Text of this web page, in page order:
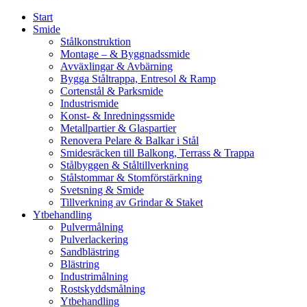
Start
Smide
Stålkonstruktion
Montage – & Byggnadssmide
Avväxlingar & Avbärning
Bygga Ståltrappa, Entresol & Ramp
Cortenstål & Parksmide
Industrismide
Konst- & Inredningssmide
Metallpartier & Glaspartier
Renovera Pelare & Balkar i Stål
Smidesräcken till Balkong, Terrass & Trappa
Stålbyggen & Ståltillverkning
Stålstommar & Stomförstärkning
Svetsning & Smide
Tillverkning av Grindar & Staket
Ytbehandling
Pulvermålning
Pulverlackering
Sandblästring
Blästring
Industrimålning
Rostskyddsmålning
Ytbehandling